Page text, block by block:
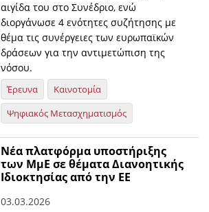
αιγίδα του στο Συνέδριο, ενώ
διοργάνωσε 4 ενότητες συζήτησης με
θέμα τις συνέργειες των ευρωπαϊκών
δράσεων για την αντιμετώπιση της
νόσου.
Έρευνα
Καινοτομία
Ψηφιακός Μετασχηματισμός
Νέα πλατφόρμα υποστήριξης
των ΜμΕ σε θέματα Διανοητικής
Ιδιοκτησίας από την ΕΕ
03.03.2026